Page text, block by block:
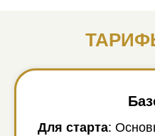
Для старта: